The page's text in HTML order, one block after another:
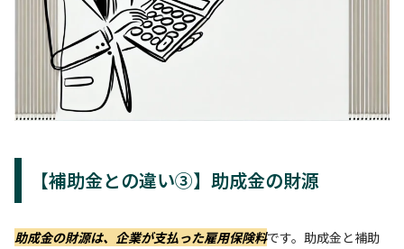
【補助金との違い③】助成金の財源
助成金の財源は、企業が支払った雇用保険料です。助成金と補助